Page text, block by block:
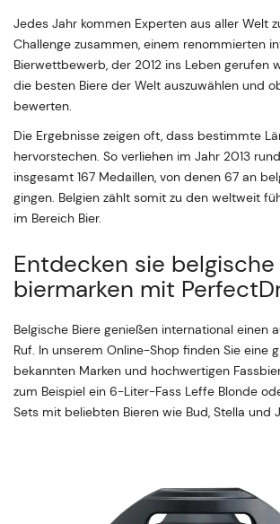
Jedes Jahr kommen Experten aus aller Welt
Challenge zusammen, einem renommierten
Bierwettbewerb, der 2012 ins Leben gerufen
die besten Biere der Welt auszuwählen und
bewerten.
Die Ergebnisse zeigen oft, dass bestimmte
hervorstechen. So verliehen im Jahr 2013
insgesamt 167 Medaillen, von denen 67 an
gingen. Belgien zählt somit zu den weltweit
im Bereich Bier.
Entdecken sie belgische
biermarken mit
Belgische Biere genießen international einen
Ruf. In unserem Online-Shop finden Sie eine
bekannten Marken und hochwertigen
zum Beispiel ein 6-Liter-Fass Leffe Blonde
Sets mit beliebten Bieren wie Bud, Stella und